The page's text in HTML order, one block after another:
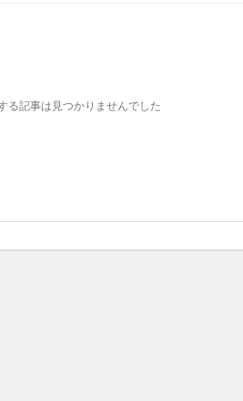
る記事は見つかりませんでした